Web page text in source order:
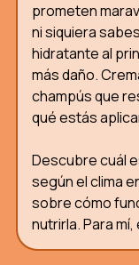
prometen
ni siquiera
hidratante al
más daño.
champús que
qué estás
Descubre cuál
según el clima
sobre cómo
nutrirla. Para